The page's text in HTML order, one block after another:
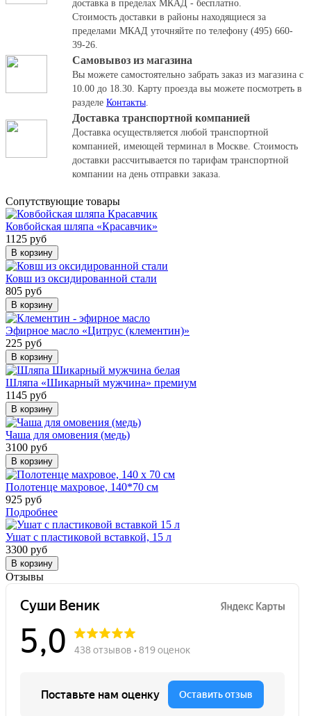
доставка в пределах МКАД - бесплатно.
Стоимость доставки в районы находящиеся за
пределами МКАД уточняйте по телефону (495) 660-
39-26.
Самовывоз из магазина
Вы можете самостоятельно забрать заказ из магазина с
10.00 до 18.30. Карту проезда вы можете посмотреть в
разделе Контакты
Доставка транспортной компанией
Доставка осуществляется любой транспортной
компанией, имеющей терминал в Москве. Стоимость
доставки рассчитывается по тарифам транспортной
компании на день отправки заказа.
Cопутствующие товары
Ковбойская шляпа «Красавчик»
1125 руб
В корзину
Ковш из оксидированной стали
805 руб
В корзину
Эфирное масло «Цитрус (клементин)»
225 руб
В корзину
Шляпа «Шикарный мужчина» премиум
1145 руб
В корзину
Чаша для омовения (медь)
3100 руб
В корзину
Полотенце махровое, 140*70 см
925 руб
Подробнее
Ушат с пластиковой вставкой, 15 л
3300 руб
В корзину
Отзывы